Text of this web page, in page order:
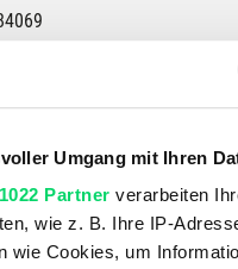
Umgang mit Ihren
Partner verarbeiten
wie z. B. Ihre IP-
wie Cookies, um